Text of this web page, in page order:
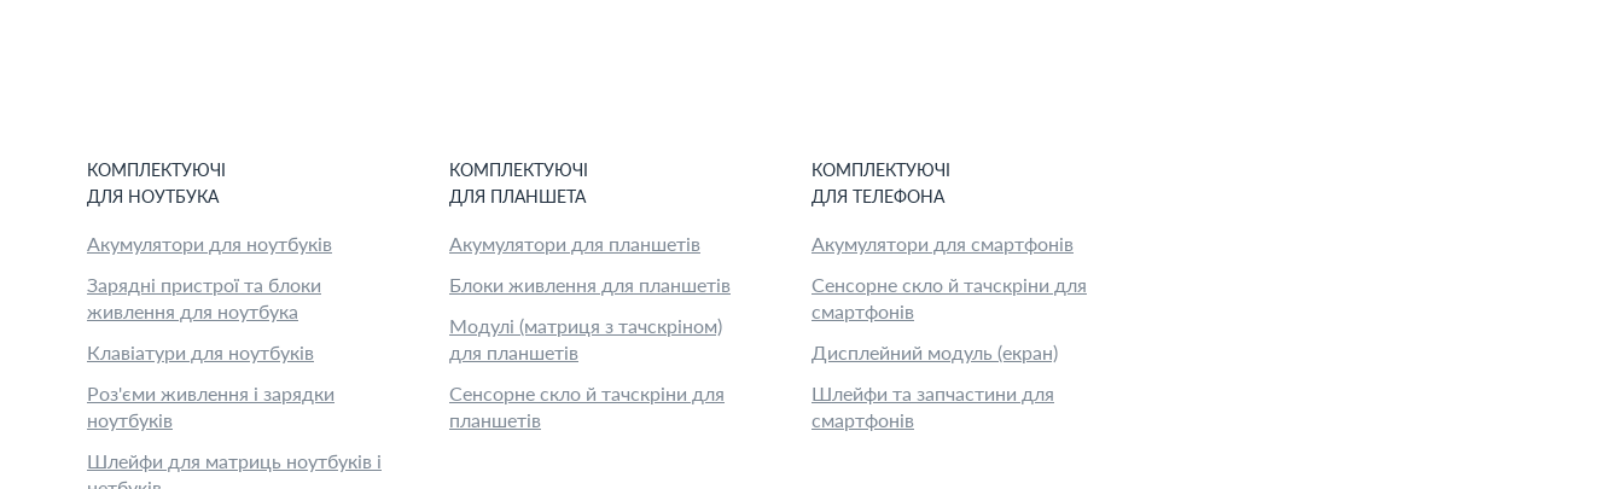
КОМПЛЕКТУЮЧІ
ДЛЯ НОУТБУКА
Акумулятори для ноутбуків
Зарядні пристрої та блоки
живлення для ноутбука
Клавіатури для ноутбуків
Роз'єми живлення і зарядки
ноутбуків
Шлейфи для матриць ноутбуків і
КОМПЛЕКТУЮЧІ
ДЛЯ ПЛАНШЕТА
Акумулятори для планшетів
Блоки живлення для планшетів
Модулі (матриця з тачскріном)
для планшетів
Сенсорне скло й тачскріни для
планшетів
КОМПЛЕКТУЮЧІ
ДЛЯ ТЕЛЕФОНА
Акумулятори для смартфонів
Сенсорне скло й тачскріни для
смартфонів
Дисплейний модуль (екран)
Шлейфи та запчастини для
смартфонів